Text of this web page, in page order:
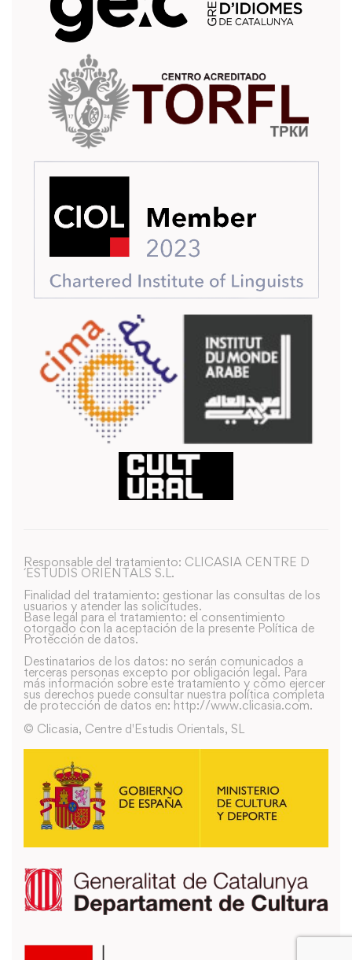
Responsable del tratamiento: CLICASIA CENTRE D
´ESTUDIS ORIENTALS S.L.
Finalidad del tratamiento: gestionar las consultas de los
usuarios y atender las solicitudes.
Base legal para el tratamiento: el consentimiento
otorgado con la aceptación de la presente Política de
Protección de datos.
Destinatarios de los datos: no serán comunicados a
terceras personas excepto por obligación legal. Para
más información sobre este tratamiento y como ejercer
sus derechos puede consultar nuestra política completa
de protección de datos en: http://www.clicasia.com.
© Clicasia, Centre d'Estudis Orientals, SL